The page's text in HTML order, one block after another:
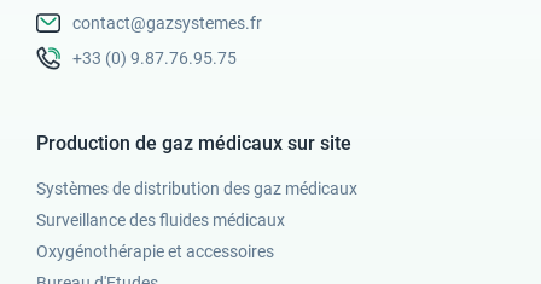
contact@gazsystemes.fr
+33 (0) 9.87.76.95.75
Production de gaz médicaux sur site
Systèmes de distribution des gaz médicaux
Surveillance des fluides médicaux
Oxygénothérapie et accessoires